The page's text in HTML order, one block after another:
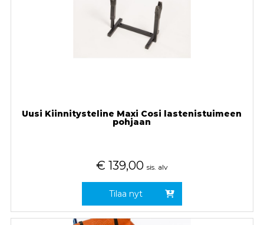
Uusi Kiinnitysteline Maxi Cosi lastenistuimeen
pohjaan
€ 139,00 sis. alv
Tilaa nyt